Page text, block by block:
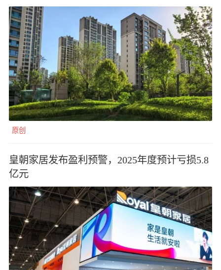
原创
皇朝家居发布盈利预警，2025年度预计亏损5.8
亿元